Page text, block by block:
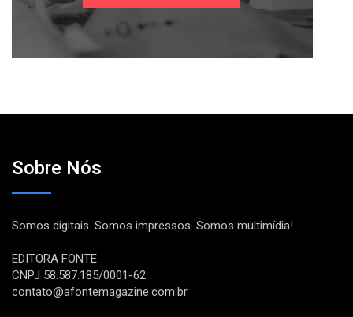
Sobre Nós
Somos digitais. Somos impressos. Somos multimídia!
EDITORA FONTE
CNPJ 58.587.185/0001-62
contato@afontemagazine.com.br